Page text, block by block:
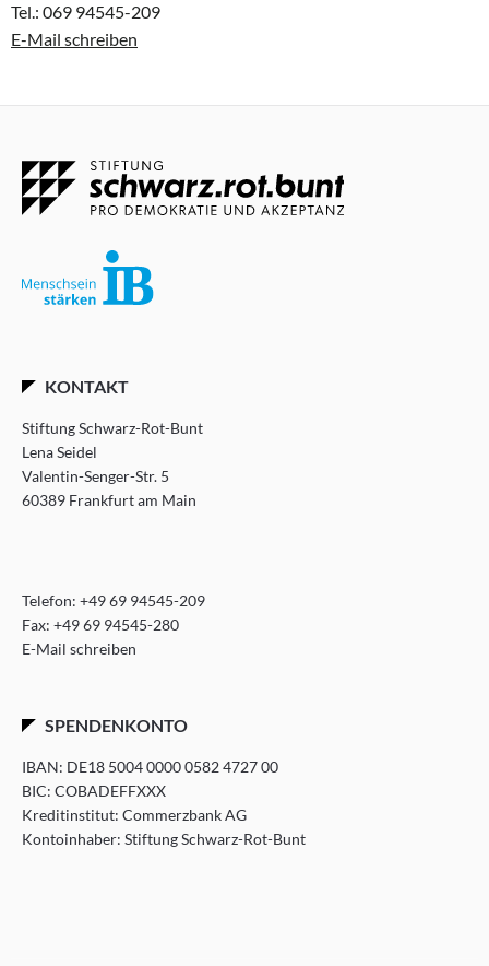
Tel.: 069 94545-209
E-Mail schreiben
KONTAKT
Stiftung Schwarz-Rot-Bunt
Lena Seidel
Valentin-Senger-Str. 5
60389 Frankfurt am Main
Telefon: +49 69 94545-209
Fax: +49 69 94545-280
E-Mail schreiben
SPENDENKONTO
IBAN: DE18 5004 0000 0582 4727 00
BIC: COBADEFFXXX
Kreditinstitut: Commerzbank AG
Kontoinhaber: Stiftung Schwarz-Rot-Bunt